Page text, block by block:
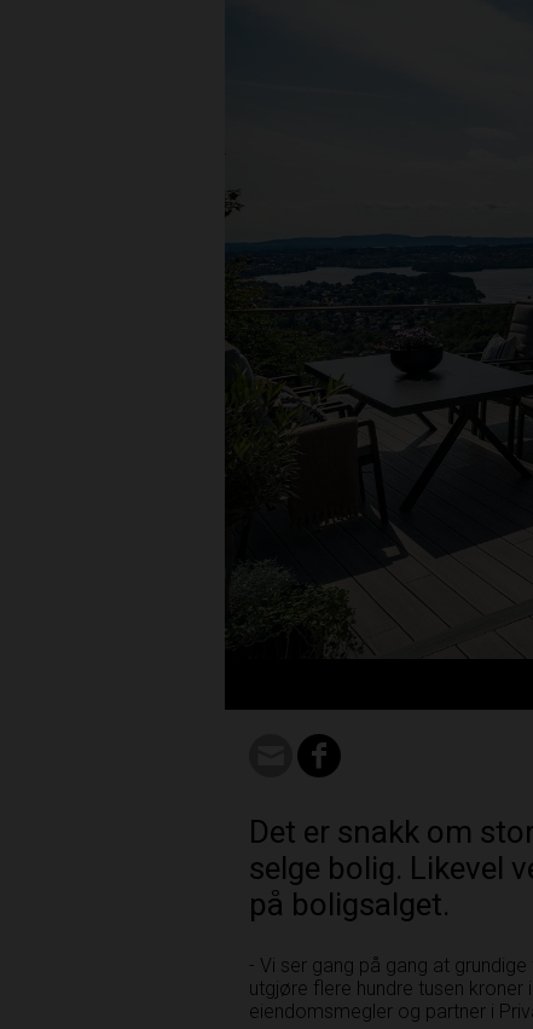
Det er snakk om
selge bolig. Likevel
på boligsalget.
- Vi ser gang på gang at
utgjøre flere hundre tusen kroner
eiendomsmegler og partner i